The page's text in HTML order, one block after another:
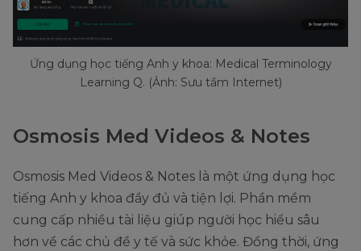
Ứng dụng học tiếng Anh y khoa: Medical Terminology
Learning Q. (Ảnh: Sưu tầm Internet)
Osmosis Med Videos & Notes
Osmosis Med Videos & Notes là một ứng dụng học
tiếng Anh y khoa đầy đủ và tiện lợi. Phần mềm
cung cấp nhiều tài liệu giúp người học hiểu sâu
hơn về các chủ đề y tế và sức khỏe. Đồng thời, ứng